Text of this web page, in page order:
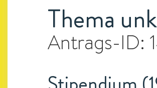
Thema
Antrags-ID: